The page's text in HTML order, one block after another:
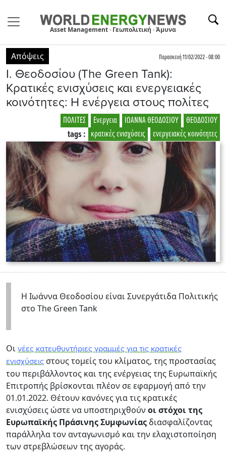
Asset Management · Γεωπολιτική · Άμυνα
Απόψεις Παρασκευή 11/02/2022 - 08:00
Ι. Θεοδοσίου (The Green Tank):
Κρατικές ενισχύσεις και ενεργειακές
κοινότητες: Η ενέργεια στους πολίτες
ΘΕΟΔΟΣΙΟΥ
ΙΩΑΝΝΑ ΘΕΟΔΟΣΙΟΥ
Ενεργεια
ΠΟΛΙΤΕΣ
ενεργειακές κοινότητες
κρατικές ενισχύσεις
tags :
Η Ιωάννα Θεοδοσίου είναι Συνεργάτιδα Πολιτικής
στο The Green Tank
Οι νέες κατευθυντήριες γραμμές για τις κρατικές
ενισχύσεις στους τομείς του κλίματος, της προστασίας
του περιβάλλοντος και της ενέργειας της Ευρωπαϊκής
Επιτροπής βρίσκονται πλέον σε εφαρμογή από την
01.01.2022. Θέτουν κανόνες για τις κρατικές
ενισχύσεις ώστε να υποστηριχθούν οι στόχοι της
Ευρωπαϊκής Πράσινης Συμφωνίαςδιασφαλίζοντας
παράλληλα τον ανταγωνισμό και την ελαχιστοποίηση
των στρεβλώσεων της αγοράς.